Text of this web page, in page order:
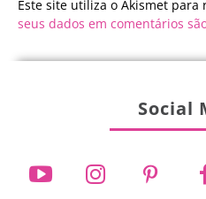
Este site utiliza o Akismet para
seus dados em comentários
Social